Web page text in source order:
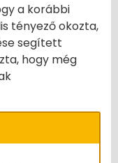
a korábbi
tényező okozta,
segített
hogy még